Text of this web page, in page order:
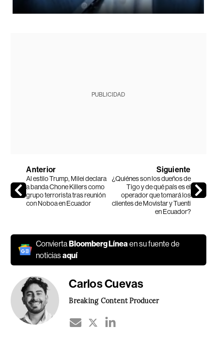
PUBLICIDAD
Anterior
Al estilo Trump, Milei declara
a banda Chone Killers como
grupo terrorista tras reunión
con Noboa en Ecuador
Siguiente
¿Quiénes son los dueños de
Tigo y de qué país es el
operador que tomará los
clientes de Movistar y Tuenti
en Ecuador?
ConviertaBloomberg Línea en su fuente de
noticiasaquí
Carlos Cuevas
Breaking Content Producer